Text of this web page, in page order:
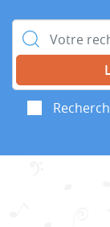
Rechercher :